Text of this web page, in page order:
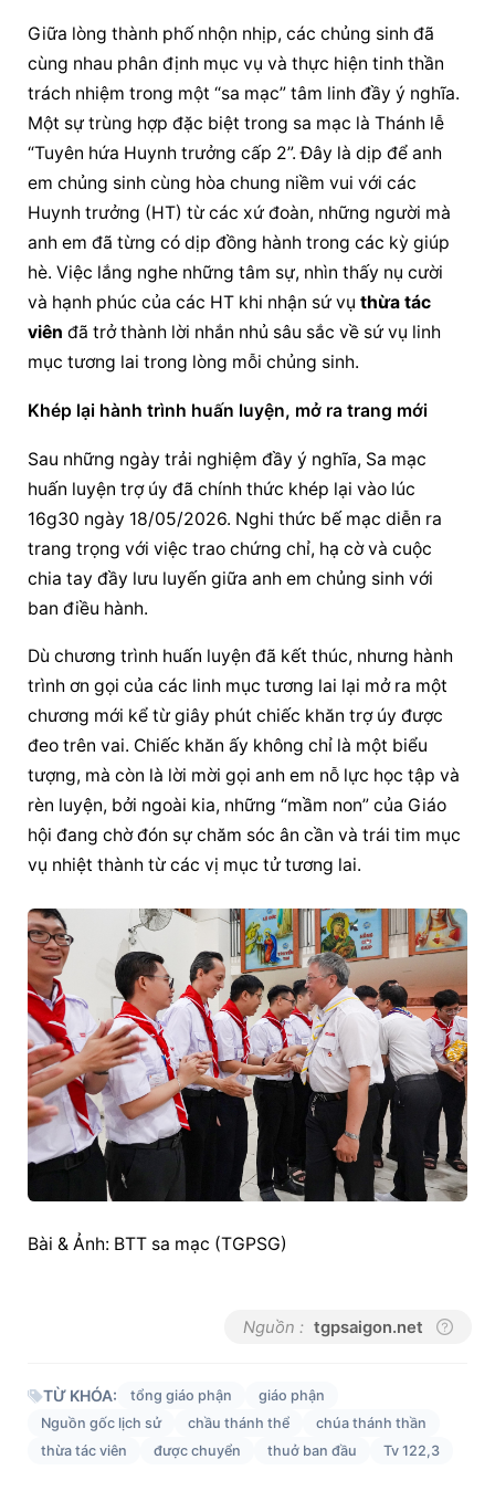
Giữa lòng thành phố nhộn nhịp, các chủng sinh đã
cùng nhau phân định mục vụ và thực hiện tinh thần
trách nhiệm trong một “sa mạc” tâm linh đầy ý nghĩa.
Một sự trùng hợp đặc biệt trong sa mạc là Thánh lễ
“Tuyên hứa Huynh trưởng cấp 2”. Đây là dịp để anh
em chủng sinh cùng hòa chung niềm vui với các
Huynh trưởng (HT) từ các xứ đoàn, những người mà
anh em đã từng có dịp đồng hành trong các kỳ giúp
hè. Việc lắng nghe những tâm sự, nhìn thấy nụ cười
và hạnh phúc của các HT khi nhận sứ vụ thừa tác
viên đã trở thành lời nhắn nhủ sâu sắc về sứ vụ linh
mục tương lai trong lòng mỗi chủng sinh.
Khép lại hành trình huấn luyện, mở ra trang mới
Sau những ngày trải nghiệm đầy ý nghĩa, Sa mạc
huấn luyện trợ úy đã chính thức khép lại vào lúc
16g30 ngày 18/05/2026. Nghi thức bế mạc diễn ra
trang trọng với việc trao chứng chỉ, hạ cờ và cuộc
chia tay đầy lưu luyến giữa anh em chủng sinh với
ban điều hành.
Dù chương trình huấn luyện đã kết thúc, nhưng hành
trình ơn gọi của các linh mục tương lai lại mở ra một
chương mới kể từ giây phút chiếc khăn trợ úy được
đeo trên vai. Chiếc khăn ấy không chỉ là một biểu
tượng, mà còn là lời mời gọi anh em nỗ lực học tập và
rèn luyện, bởi ngoài kia, những “mầm non” của Giáo
hội đang chờ đón sự chăm sóc ân cần và trái tim mục
vụ nhiệt thành từ các vị mục tử tương lai.
Bài & Ảnh: BTT sa mạc (TGPSG)
Nguồn : tgpsaigon.net
TỪ KHÓA: tổng giáo phận
giáo phận
Nguồn gốc lịch sử
chầu thánh thể
chúa thánh thần
thừa tác viên
được chuyển thuở ban đầu Tv 122,3